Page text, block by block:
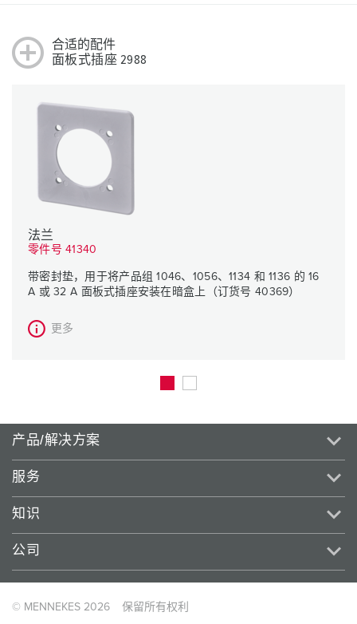
合适的配件
面板式插座 2988
法兰
零件号 41340
带密封垫，用于将产品组 1046、1056、1134 和 1136 的 16
A 或 32 A 面板式插座安装在暗盒上（订货号 40369）
更多
产品/解决方案
服务
知识
公司
© MENNEKES 2026 保留所有权利